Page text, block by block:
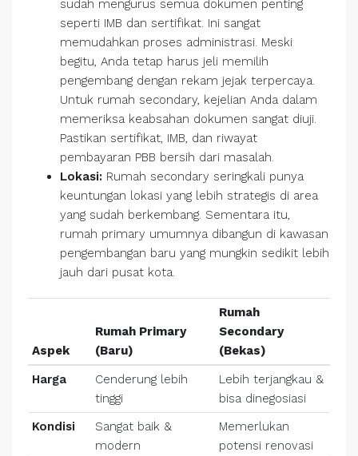
sudah mengurus semua dokumen penting
seperti IMB dan sertifikat. Ini sangat
memudahkan proses administrasi. Meski
begitu, Anda tetap harus jeli memilih
pengembang dengan rekam jejak terpercaya.
Untuk rumah secondary, kejelian Anda dalam
memeriksa keabsahan dokumen sangat diuji.
Pastikan sertifikat, IMB, dan riwayat
pembayaran PBB bersih dari masalah.
Lokasi: Rumah secondary seringkali punya
keuntungan lokasi yang lebih strategis di area
yang sudah berkembang. Sementara itu,
rumah primary umumnya dibangun di kawasan
pengembangan baru yang mungkin sedikit lebih
jauh dari pusat kota.
Aspek
Rumah Primary
(Baru)
Rumah
Secondary
(Bekas)
Harga
Cenderung lebih
tinggi
Lebih terjangkau &
bisa dinegosiasi
Kondisi
Sangat baik &
modern
Memerlukan
potensi renovasi